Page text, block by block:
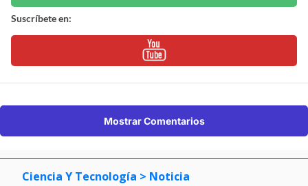
Suscríbete en:
Mostrar Comentarios
Ciencia Y Tecnología > Noticia